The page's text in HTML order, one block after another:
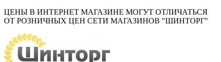
ЦЕНЫ В ИНТЕРНЕТ МАГАЗИНЕ МОГУТ ОТЛИЧАТЬСЯ
ОТ РОЗНИЧНЫХ ЦЕН СЕТИ МАГАЗИНОВ "ШИНТОРГ"